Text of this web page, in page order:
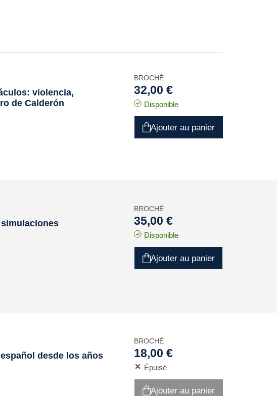
violencia,
de Calderón
BROCHÉ
32,00 €
Disponible
Ajouter au panier
BROCHÉ
35,00 €
Disponible
Ajouter au panier
desde los años
BROCHÉ
18,00 €
Épuisé
Ajouter au panier